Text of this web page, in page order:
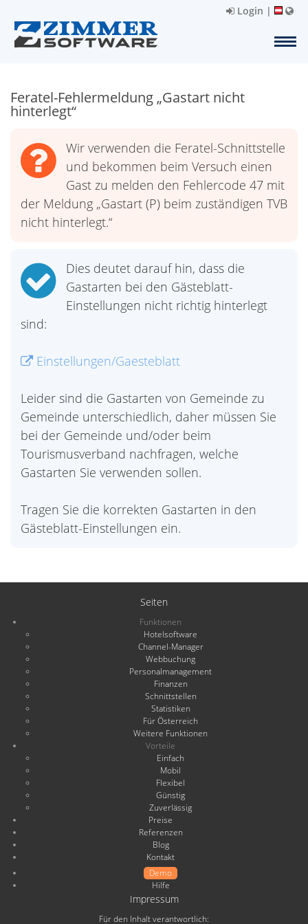
Login |
Feratel-Fehlermeldung „Gastart nicht
hinterlegt“
Wir verwenden die Feratel-Schnittstelle
und bekommen beim Versuch einen
Gast zu melden den Fehlercode 47 mit
der Meldung „Gastart (P) beim zuständigen TVB
nicht hinterlegt.“
Dies deutet darauf hin, dass die
Gastarten bei den Gästeblatt-
Einstellungen nicht richtig hinterlegt
sind:
Einstellungen/Gaesteblatt
Leider sind die Gastarten von Gemeinde zu
Gemeinde unterschiedlich, daher müssen Sie
bei der Gemeinde und/oder beim
Tourismusverband nachfragen, welche
Gastarten Sie verwenden sollen.
Tragen Sie die korrekten Gastarten in den
Gästeblatt-Einstellungen ein.
Seiten
Funktionen
Hotelsoftware
Channel-Manager
Webbuchung
Personalmanagement
Finanzen
Schnittstellen
Statistiken
Für Österreich
Weitere Funktionen
Vorteile
Einfach
Mobil
Flexibel
Günstig
Zuverlässig
Preise
Referenzen
Blog
Kontakt
Demo
Hilfe
Impressum
Für den Inhalt verantwortlich: